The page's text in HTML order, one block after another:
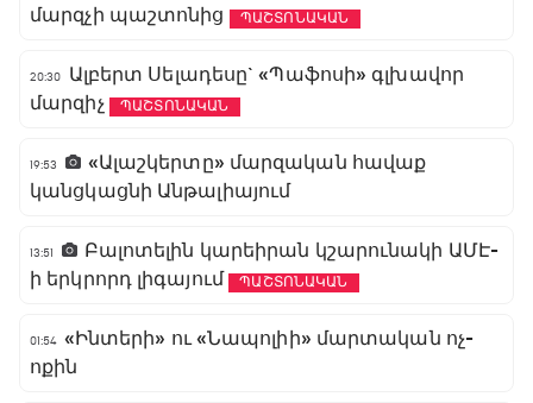
մարզչի պաշտոնից
ՊԱՇՏՈՆԱԿԱՆ
20:30
Ալբերտ Սելադեսը` «Պաֆոսի» գլխավոր
մարզիչ
ՊԱՇՏՈՆԱԿԱՆ
19:53
«Ալաշկերտը» մարզական հավաք
կանցկացնի Անթալիայում
13:51
Բալոտելին կարեիրան կշարունակի ԱՄԷ-
ի երկրորդ լիգայում
ՊԱՇՏՈՆԱԿԱՆ
01:54 «Ինտերի» ու «Նապոլիի» մարտական ոչ-
ոքին